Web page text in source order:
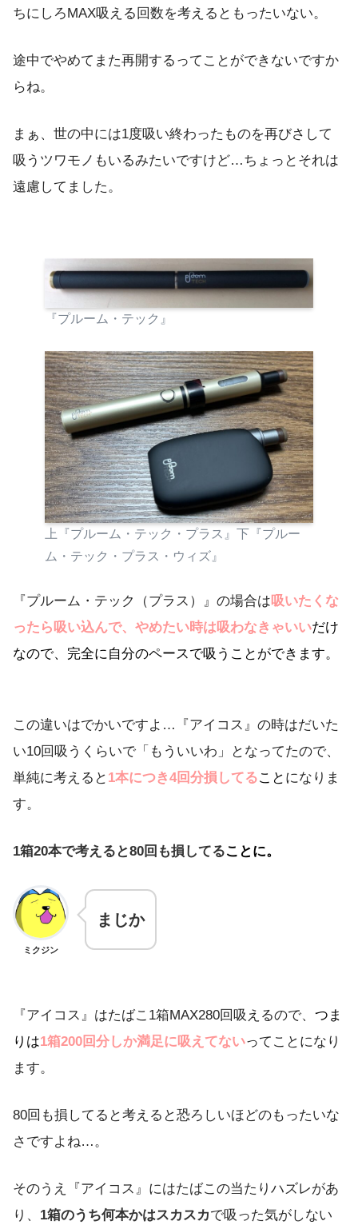
ちにしろMAX吸える回数を考えるともったいない。
途中でやめてまた再開するってことができないですか
らね。
まぁ、世の中には1度吸い終わったものを再びさして
吸うツワモノもいるみたいですけど…ちょっとそれは
遠慮してました。
『プルーム・テック』
上『プルーム・テック・プラス』下『プルー
ム・テック・プラス・ウィズ』
『プルーム・テック（プラス）』の場合は吸いたくな
ったら吸い込んで、やめたい時は吸わなきゃいいだけ
なので、完全に自分のペースで吸うことができます。
この違いはでかいですよ…『アイコス』の時はだいた
い10回吸うくらいで「もういいわ」となってたので、
単純に考えると 1本につき4回分損してること になりま
す。
1箱20本で考えると80回も損してることに。
ミクジン
まじか
『アイコス』はたばこ1箱MAX280回吸えるので、 つま
りは1箱200回分しか満足に吸えてないってことになり
ます。
80回も損してると考えると恐ろしいほどのもったいな
さですよね…。
そのうえ『アイコス』にはたばこの当たりハズレがあ
り、 1箱のうち何本かはスカスカで吸った気がしない